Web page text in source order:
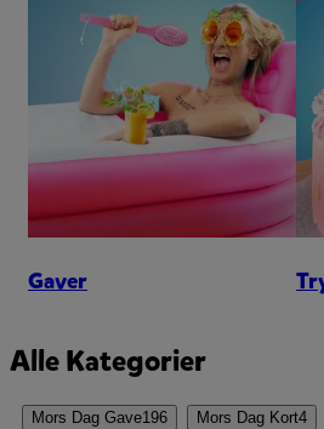
Gaver
Alle Kategorier
Mors Dag Gave196 Mors Dag Kort4